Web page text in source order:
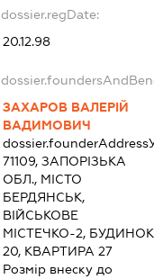
dossier.regDate:
20.12.98
ЗАХАРОВ ВАЛЕРІЙ
ВАДИМОВИЧ
dossier.founderAddress
71109, ЗАПОРІЗЬКА
ОБЛ., МІСТО
БЕРДЯНСЬК,
ВІЙСЬКОВЕ
МІСТЕЧКО-2, БУДИНОК
20, КВАРТИРА 27
Розмір внеску до